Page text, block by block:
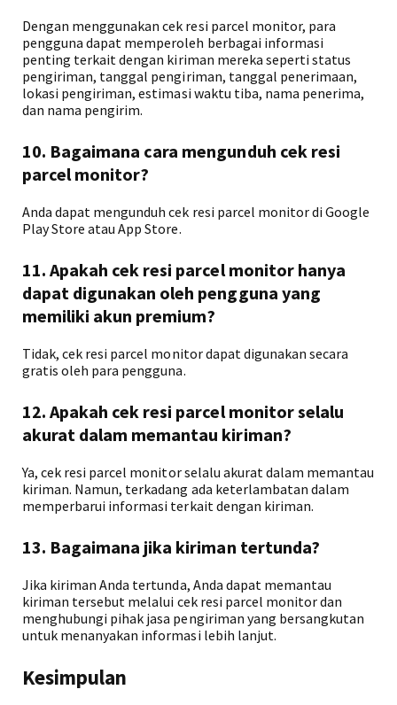
Dengan menggunakan cek resi parcel monitor, para
pengguna dapat memperoleh berbagai informasi
penting terkait dengan kiriman mereka seperti status
pengiriman, tanggal pengiriman, tanggal penerimaan,
lokasi pengiriman, estimasi waktu tiba, nama penerima,
dan nama pengirim.
10. Bagaimana cara mengunduh cek resi
parcel monitor?
Anda dapat mengunduh cek resi parcel monitor di Google
Play Store atau App Store.
11. Apakah cek resi parcel monitor hanya
dapat digunakan oleh pengguna yang
memiliki akun premium?
Tidak, cek resi parcel monitor dapat digunakan secara
gratis oleh para pengguna.
12. Apakah cek resi parcel monitor selalu
akurat dalam memantau kiriman?
Ya, cek resi parcel monitor selalu akurat dalam memantau
kiriman. Namun, terkadang ada keterlambatan dalam
memperbarui informasi terkait dengan kiriman.
13. Bagaimana jika kiriman tertunda?
Jika kiriman Anda tertunda, Anda dapat memantau
kiriman tersebut melalui cek resi parcel monitor dan
menghubungi pihak jasa pengiriman yang bersangkutan
untuk menanyakan informasi lebih lanjut.
Kesimpulan